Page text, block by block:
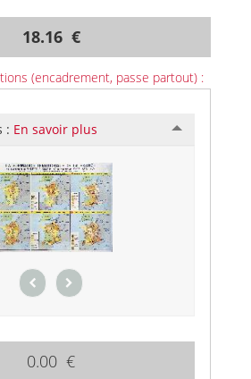
18.16 €
(encadrement, passe partout) :
: En savoir plus
0.00 €